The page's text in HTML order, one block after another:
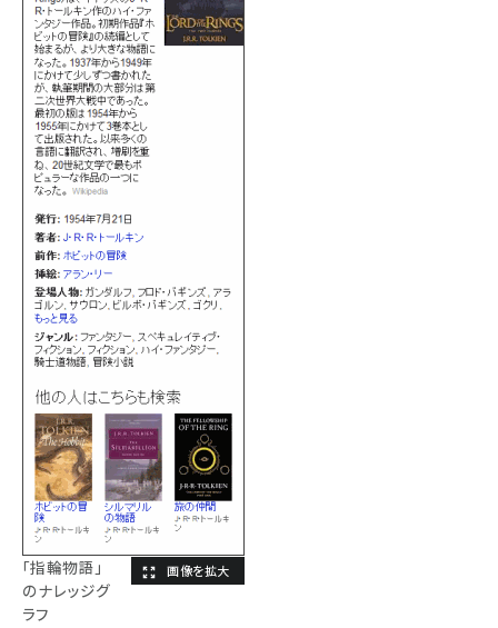
「指輪物語」
のナレッジグ
ラフ